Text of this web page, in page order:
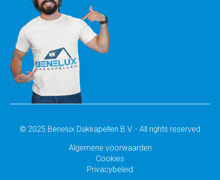
© 2025 Benelux Dakkapellen B.V. - All rights reserved
Algemene voorwaarden
Cookies
Privacybeleid